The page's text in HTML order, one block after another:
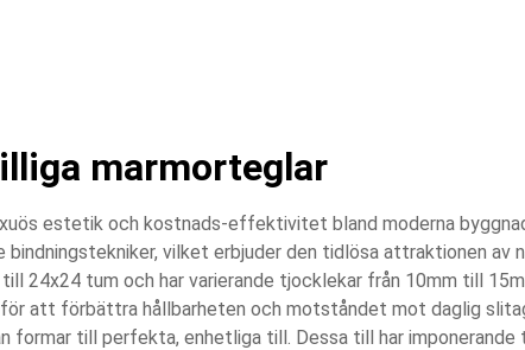
marmorteglar
estetik och kostnads-effektivitet bland moderna
vilket erbjuder den tidlösa attraktionen av
24x24 tum och har varierande tjocklekar från 10mm till
för att förbättra hållbarheten och motståndet mot daglig
formar till perfekta, enhetliga till. Dessa till har